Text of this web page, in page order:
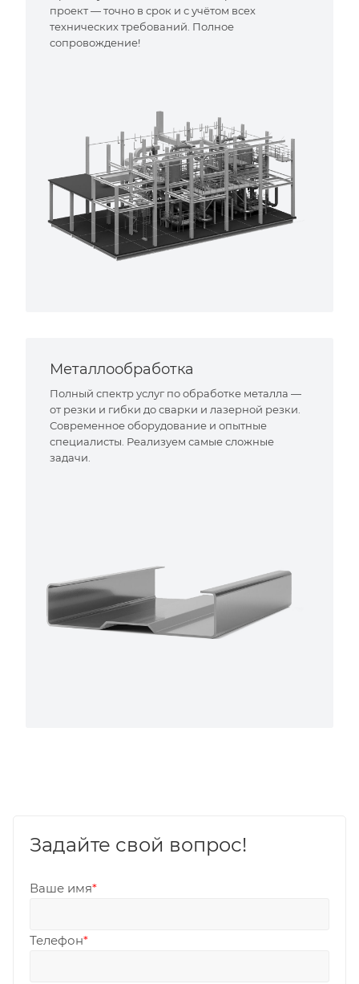
проект — точно в срок и с учётом всех
технических требований. Полное
сопровождение!
Металлообработка
Полный спектр услуг по обработке металла —
от резки и гибки до сварки и лазерной резки.
Современное оборудование и опытные
специалисты. Реализуем самые сложные
задачи.
Задайте свой вопрос!
Ваше имя*
Телефон*